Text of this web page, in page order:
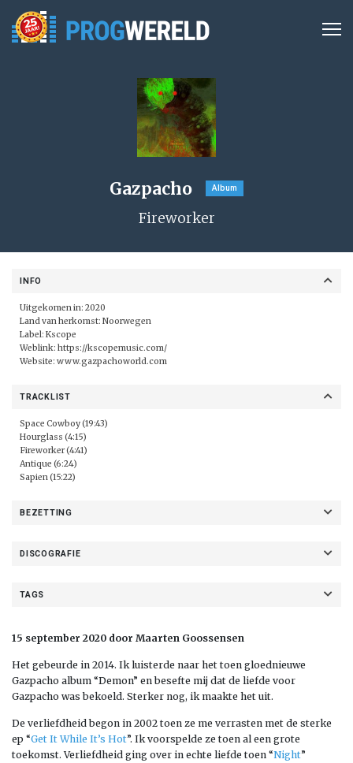
Gazpacho Album
Fireworker
INFO
Uitgekomen in: 2020
Land van herkomst: Noorwegen
Label: Kscope
Weblink: https://kscopemusic.com/
Website: www.gazpachoworld.com
TRACKLIST
Space Cowboy (19:43)
Hourglass (4:15)
Fireworker (4:41)
Antique (6:24)
Sapien (15:22)
BEZETTING
DISCOGRAFIE
TAGS
15 september 2020 door Maarten Goossensen
Het gebeurde in 2014. Ik luisterde naar het toen gloednieuwe
Gazpacho album “Demon” en besefte mij dat de liefde voor
Gazpacho was bekoeld. Sterker nog, ik maakte het uit.
De verliefdheid begon in 2002 toen ze me verrasten met de sterke
ep “Get It While It’s Hot”. Ik voorspelde ze toen al een grote
toekomst. Verliefdheid ging over in echte liefde toen “Night”